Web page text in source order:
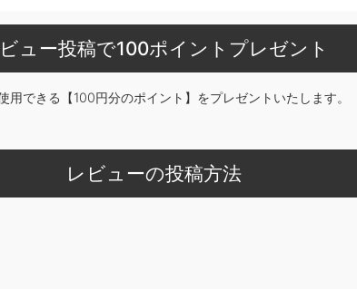
ュー投稿で100ポイントプレゼント
できる【100円分のポイント】をプレゼントいたします。
レビューの投稿方法